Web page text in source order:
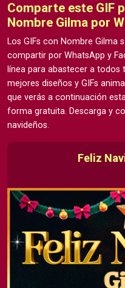
Comparte este GIF
Nombre Gilma por
Los GIFs con Nombre Gilma
compartir por WhatsApp y
línea para abastecer a
mejores diseños y GIFs
que verás a continuación
forma gratuita. Descarga y
navideños.
Feliz